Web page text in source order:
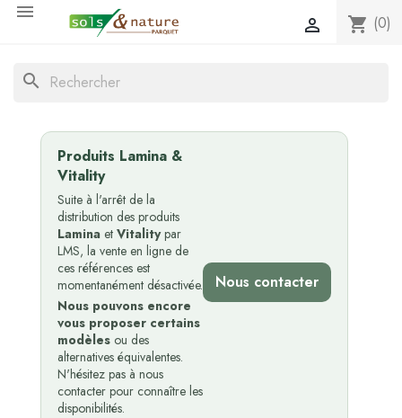

shopping_cart (0)

search
Produits Lamina &
Vitality
Suite à l'arrêt de la
distribution des produits
Lamina et Vitalitypar
LMS, la vente en ligne de
ces références est
momentanément désactivée.
Nous pouvons encore
vous proposer certains
modèles ou des
alternatives équivalentes.
N'hésitez pas à nous
contacter pour connaître les
disponibilités.
Nous contacter